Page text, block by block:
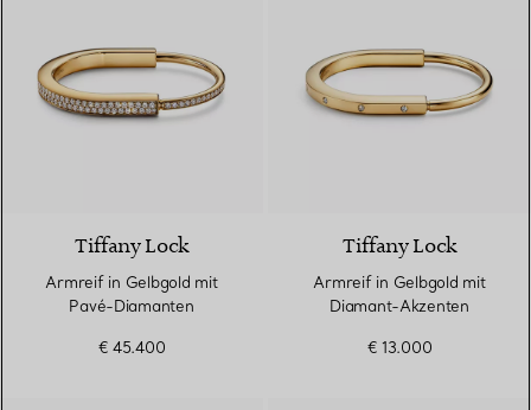
Tiffany Lock
Armreif in Gelbgold mit
Pavé-Diamanten
€ 45.400
Tiffany Lock
Armreif in Gelbgold mit
Diamant-Akzenten
€ 13.000